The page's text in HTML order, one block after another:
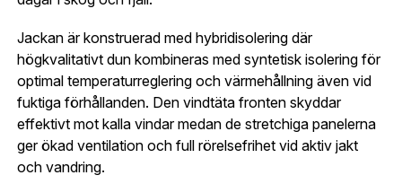
Jackan är konstruerad med hybridisolering där
högkvalitativt dun kombineras med syntetisk isolering för
optimal temperaturreglering och värmehållning även vid
fuktiga förhållanden. Den vindtäta fronten skyddar
effektivt mot kalla vindar medan de stretchiga panelerna
ger ökad ventilation och full rörelsefrihet vid aktiv jakt
och vandring.
Skapa konto och handla enklare
Är du företag eller förening?Med ett eget
konto hos oss får du snabbare utcheckning,
översikt över dina beställningar och sparade
uppgifter.
Telefon:*
Land:*
Jag godkänner att mina uppgifter sparas enligt
integritetspolicyn.
Bevaka